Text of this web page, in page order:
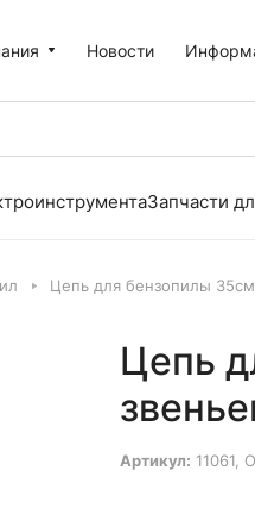
Новости
Запчасти
Цепь для бензопилы
Цепь
Артикул: 11061,